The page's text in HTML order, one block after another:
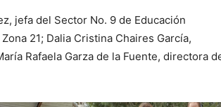
jefa del Sector No. 9 de Educación
21; Dalia Cristina Chaires García,
Rafaela Garza de la Fuente, directora